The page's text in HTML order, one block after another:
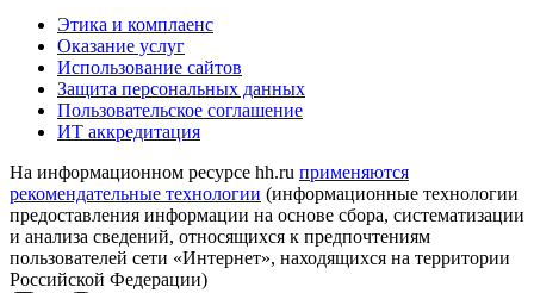
Этика и комплаенс
Оказание услуг
Использование сайтов
Защита персональных данных
Пользовательское соглашение
ИТ аккредитация
На информационном ресурсе hh.ru применяются
рекомендательные технологии (информационные технологии
предоставления информации на основе сбора, систематизации
и анализа сведений, относящихся к предпочтениям
пользователей сети «Интернет», находящихся на территории
Российской Федерации)